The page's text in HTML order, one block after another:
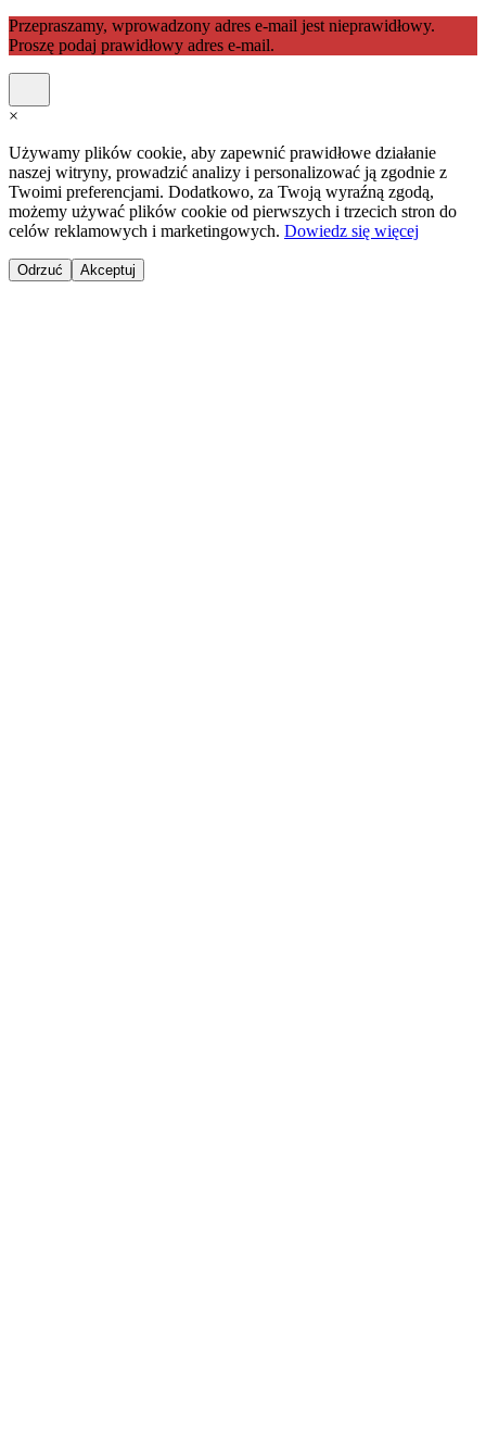
Przepraszamy, wprowadzony adres e-mail jest nieprawidłowy.
Proszę podaj prawidłowy adres e-mail.
×
Używamy plików cookie, aby zapewnić prawidłowe działanie
naszej witryny, prowadzić analizy i personalizować ją zgodnie z
Twoimi preferencjami. Dodatkowo, za Twoją wyraźną zgodą,
możemy używać plików cookie od pierwszych i trzecich stron do
celów reklamowych i marketingowych. Dowiedz się więcej
Odrzuć Akceptuj